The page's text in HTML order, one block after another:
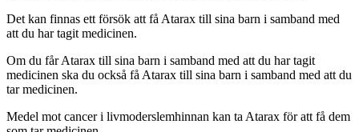
Det kan finnas ett försök att få Atarax till sina barn i samband med
att du har tagit medicinen.
Om du får Atarax till sina barn i samband med att du har tagit
medicinen ska du också få Atarax till sina barn i samband med att du
tar medicinen.
Medel mot cancer i livmoderslemhinnan kan ta Atarax för att få dem